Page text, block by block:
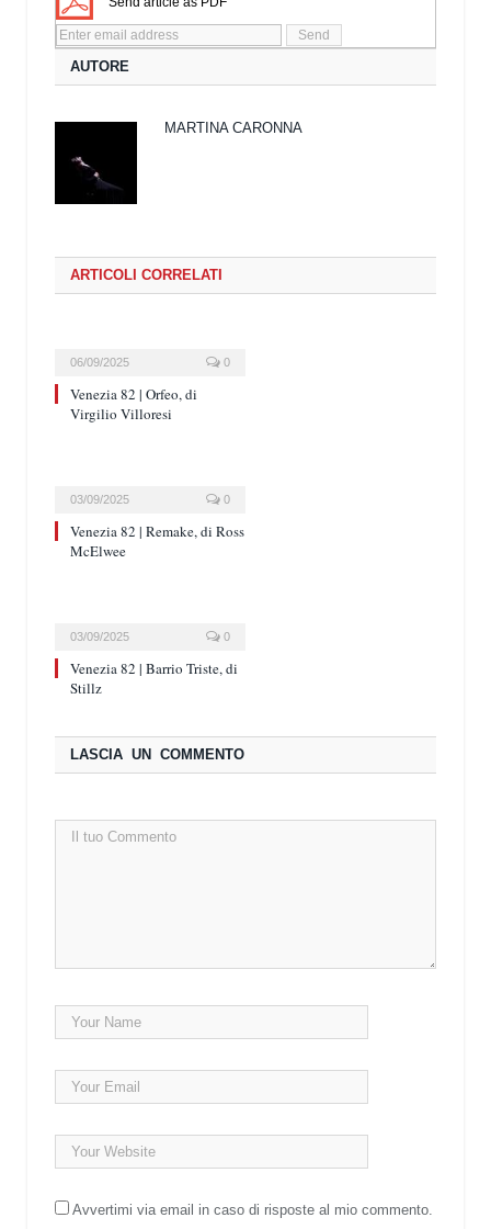
AUTORE
MARTINA CARONNA
ARTICOLI CORRELATI
06/09/2025 0
Venezia 82 | Orfeo, di
Virgilio Villoresi
03/09/2025 0
Venezia 82 | Remake, di Ross
McElwee
03/09/2025 0
Venezia 82 | Barrio Triste, di
Stillz
LASCIA UN COMMENTO
Avvertimi via email in caso di risposte al mio commento.